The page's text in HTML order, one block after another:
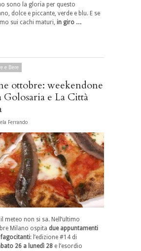
sono la gloria per questo
dolce e piccante, verde e blu. E se
sui cachi maturi, in giro …
e Bere
ottobre: weekendone
e La Città
Ferrando
meteo non si sa. Nell’ultimo
Milano ospita due appuntamenti
: l’edizione #14 di
26 a lunedì 28 e l’esordio